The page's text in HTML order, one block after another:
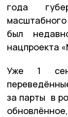
года
был
нацпроекта
Уже 1
за парты в